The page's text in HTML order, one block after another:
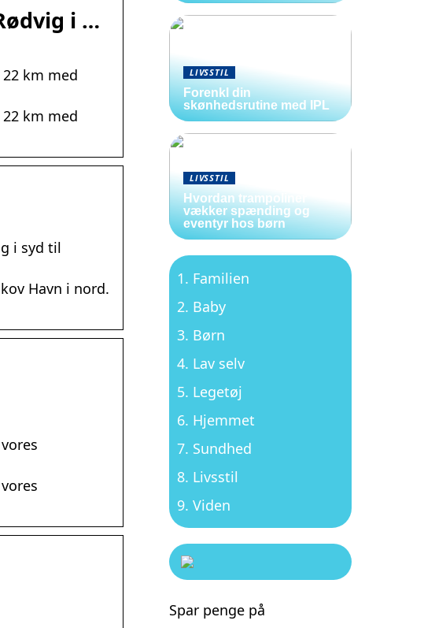
i …
km med
km med
i syd til
Havn i nord.
LIVSSTIL
Forenkl din
skønhedsrutine med IPL
LIVSSTIL
Hvordan trampoliner
vækker spænding og
eventyr hos børn
Familien
Baby
Børn
Lav selv
Legetøj
Hjemmet
Sundhed
Livsstil
Viden
Spar penge på